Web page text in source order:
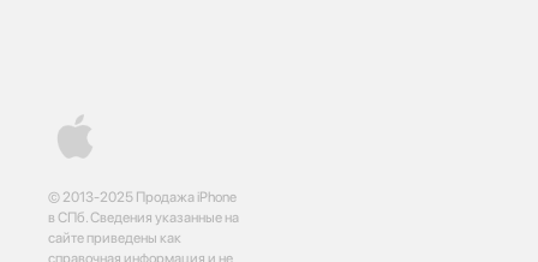
© 2013-2025 Продажа iPhone
в СПб. Сведения указанные на
сайте приведены как
справочная информация и не